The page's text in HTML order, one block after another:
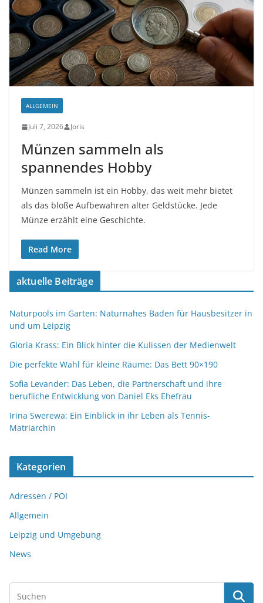
ALLGEMEIN
Juli 7, 2026 Joris
Münzen sammeln als
spannendes Hobby
Münzen sammeln ist ein Hobby, das weit mehr bietet
als das bloße Aufbewahren alter Geldstücke. Jede
Münze erzählt eine Geschichte.
Read More
aktuelle Beiträge
Naturpools im Garten: Naturnahes Baden für Hausbesitzer in
und um Leipzig
Gloria Krass: Ein Blick hinter die Kulissen der Medienwelt
Die perfekte Wahl für kleine Räume: Das Bett 90×190
Sofia Levander: Das Leben, die Partnerschaft und ihre
berufliche Entwicklung von Daniel Eks Ehefrau
Irina Swerewa: Ein Einblick in ihr Leben als Tennis-
Matriarchin
Kategorien
Adressen / POI
Allgemein
Leipzig und Umgebung
News